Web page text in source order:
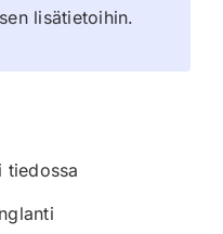
lisätietoihin.
tiedossa